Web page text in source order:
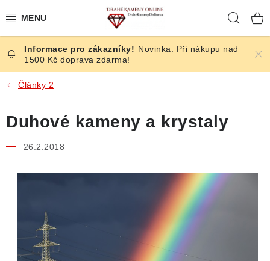
na
ČESKÉ KAMENY
ŠPERKY
KAMENY ZE SVĚTA
BROUŠENÉ
KRYSTALY
Novinka. Při nákupu nad
1500 Kč doprava zdarma!
Články 2
Duhové kameny a krystaly
26.2.2018